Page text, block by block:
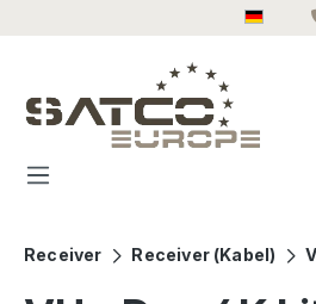
Zum Hauptinhalt springen
Receiver Receiver (Kabel)